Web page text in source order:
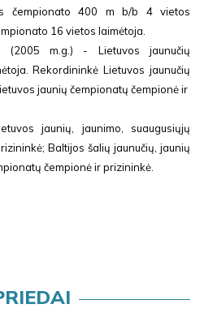
čempionato 400 m b/b 4 vietos
16 vietos laimėtoja.
(2005 m.g.) - Lietuvos jaunučių
Rekordininkė Lietuvos jaunučių
jaunių čempionatų čempionė ir
jaunių, jaunimo, suaugusiųjų
Baltijos šalių jaunučių, jaunių
čempionė ir prizininkė.